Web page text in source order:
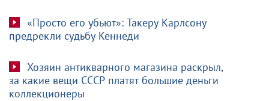
«Просто его убьют»: Такеру Карлсону
предрекли судьбу Кеннеди
Хозяин антикварного магазина раскрыл,
за какие вещи СССР платят большие деньги
коллекционеры